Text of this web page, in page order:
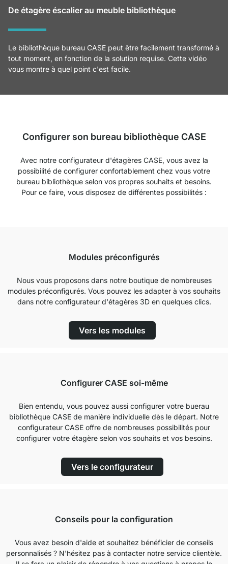
De étagère éscalier au meuble bibliothèque
Le bibliothèque bureau CASE peut être facilement transformé à
tout moment, en fonction de la solution requise. Cette vidéo
vous montre à quel point c'est facile.
Configurer son bureau bibliothèque CASE
Avec notre configurateur d'étagères CASE, vous avez la
possibilité de configurer confortablement chez vous votre
bureau bibliothèque selon vos propres souhaits et besoins.
Pour ce faire, vous disposez de différentes possibilités :
Modules préconfigurés
Nous vous proposons dans notre boutique de nombreuses
modules préconfigurés. Vous pouvez les adapter à vos souhaits
dans notre configurateur d'étagères 3D en quelques clics.
Vers les modules
Configurer CASE soi-même
Bien entendu, vous pouvez aussi configurer votre buerau
bibliothèque CASE de manière individuelle dès le départ. Notre
configurateur CASE offre de nombreuses possibilités pour
configurer votre étagère selon vos souhaits et vos besoins.
Vers le configurateur
Conseils pour la configuration
Vous avez besoin d'aide et souhaitez bénéficier de conseils
personnalisés ? N'hésitez pas à contacter notre service clientèle.